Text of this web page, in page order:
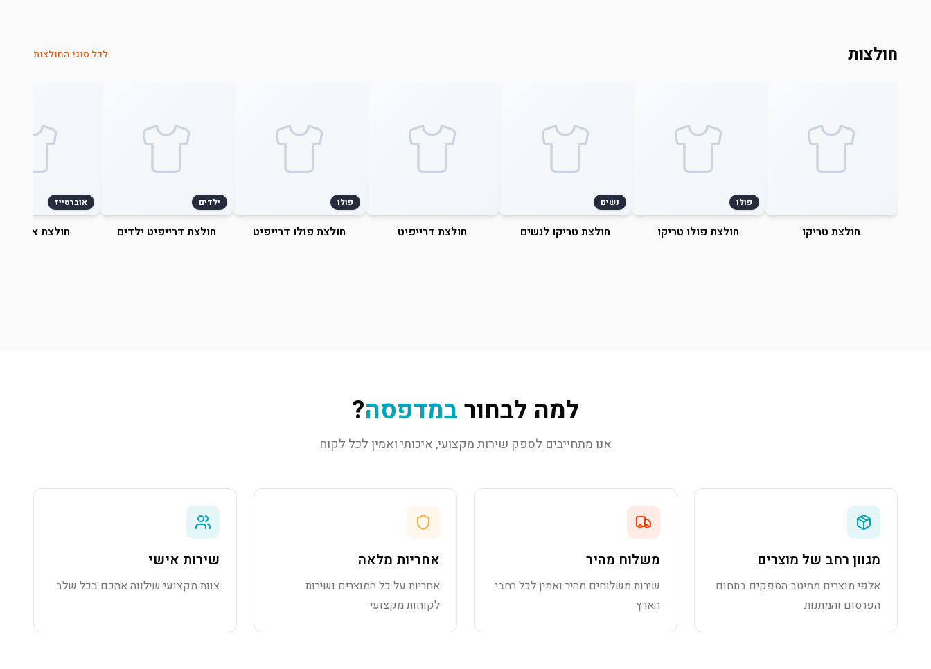
חולצות לכל סוגי החולצות
חולצת טריקו
פולו
חולצת פולו טריקו
נשים
חולצת טריקו לנשים חולצת דרייפיט
פולו
חולצת פולו דרייפיט
ילדים
חולצת דרייפיט ילדים
אוברסייז
חולצת
למה לבחורבמדפסה?
אנו מתחייבים לספק שירות מקצועי, איכותי ואמין לכל לקוח
מגוון רחב של מוצרים
אלפי מוצרים ממיטב הספקים בתחום
הפרסום והמתנות
משלוח מהיר
שירות משלוחים מהיר ואמין לכל רחבי
הארץ
אחריות מלאה
אחריות על כל המוצרים ושירות
לקוחות מקצועי
שירות אישי
צוות מקצועי שילווה אתכם בכל שלב